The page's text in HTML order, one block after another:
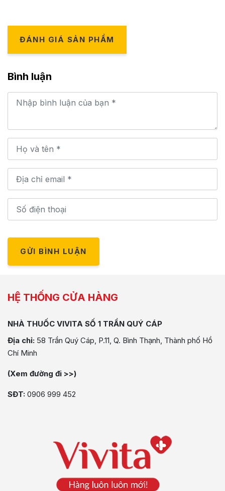
ĐÁNH GIÁ SẢN PHẨM
Bình luận
GỬI BÌNH LUẬN
HỆ THỐNG CỬA HÀNG
NHÀ THUỐC VIVITA SỐ 1 TRẦN QUÝ CÁP
Địa chỉ: 58 Trần Quý Cáp, P.11, Q. Bình Thạnh, Thành phố Hồ
Chí Minh
(Xem đường đi >>)
SĐT: 0906 999 452